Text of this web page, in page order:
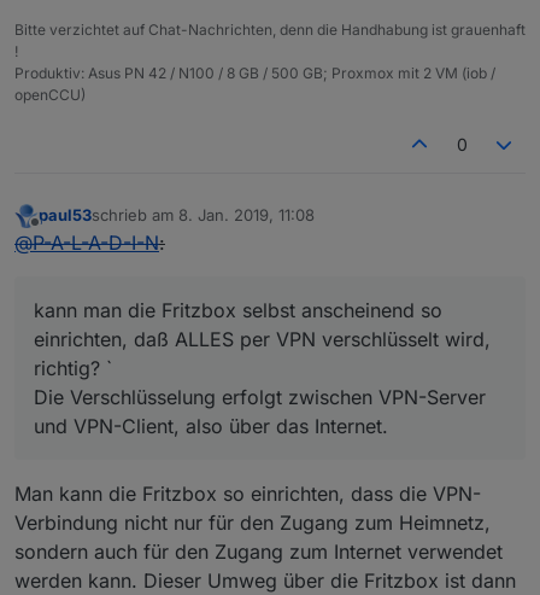
Bitte verzichtet auf Chat-Nachrichten, denn die Handhabung ist grauenhaft
!
Produktiv: Asus PN 42 / N100 / 8 GB / 500 GB; Proxmox mit 2 VM (iob /
openCCU)
0
Offline
paul53schrieb am 8. Jan. 2019, 11:08
zuletzt editiert von
@P-A-L-A-D-I-N:
kann man die Fritzbox selbst anscheinend so
einrichten, daß ALLES per VPN verschlüsselt wird,
richtig? `
Die Verschlüsselung erfolgt zwischen VPN-Server
und VPN-Client, also über das Internet.
Man kann die Fritzbox so einrichten, dass die VPN-
Verbindung nicht nur für den Zugang zum Heimnetz,
sondern auch für den Zugang zum Internet verwendet
werden kann. Dieser Umweg über die Fritzbox ist dann